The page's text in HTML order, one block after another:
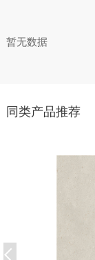
暂无数据
同类产品推荐